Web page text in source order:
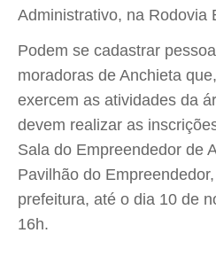
Administrativo, na Rodovia
Podem se cadastrar
moradoras de Anchieta
exercem as atividades da
devem realizar as
Sala do Empreendedor de
Pavilhão do
prefeitura, até o dia 10 de
16h.